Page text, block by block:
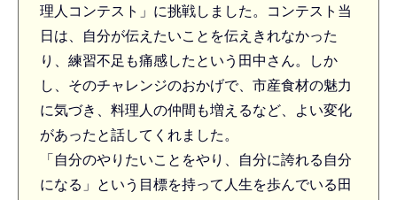
理人コンテスト」に挑戦しました。コンテスト当
日は、自分が伝えたいことを伝えきれなかった
り、練習不足も痛感したという田中さん。しか
し、そのチャレンジのおかげで、市産食材の魅力
に気づき、料理人の仲間も増えるなど、よい変化
があったと話してくれました。
「自分のやりたいことをやり、自分に誇れる自分
になる」という目標を持って人生を歩んでいる田